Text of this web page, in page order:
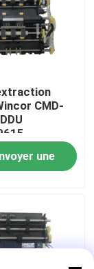
CMD-
une